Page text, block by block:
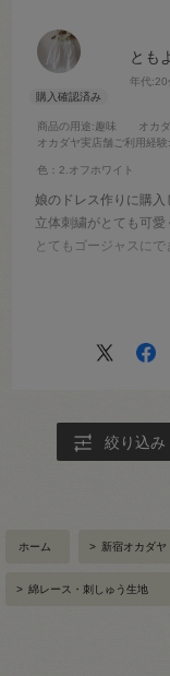
とも
年代:20
商品の用途:趣味 オカ
オカダヤ実店舗ご利用経験
色：2.オフホワイト
娘のドレス作りに購入
立体刺繍がとても可愛
とてもゴージャスにで
絞り込み
ホーム > 新宿オカダヤ
> 綿レース・刺しゅう生地